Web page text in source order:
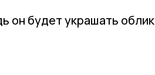
он будет украшать облик